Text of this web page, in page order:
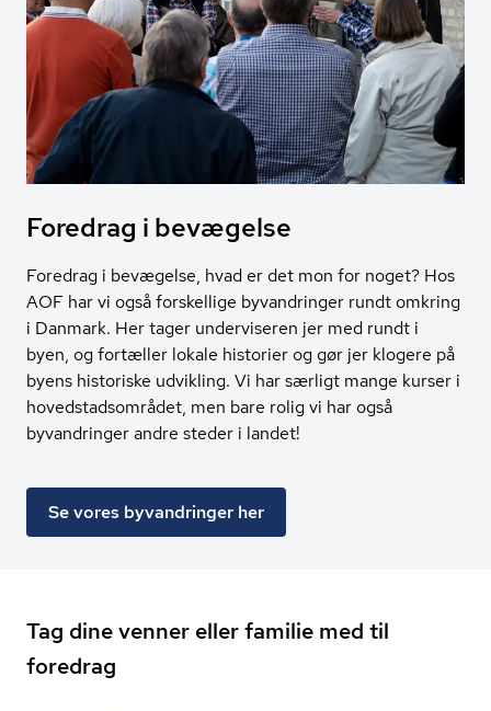
Foredrag i bevægelse
Foredrag i bevægelse, hvad er det mon for noget? Hos
AOF har vi også forskellige byvandringer rundt omkring
i Danmark. Her tager underviseren jer med rundt i
byen, og fortæller lokale historier og gør jer klogere på
byens historiske udvikling. Vi har særligt mange kurser i
hovedstadsområdet, men bare rolig vi har også
byvandringer andre steder i landet!
Se vores byvandringer her
Tag dine venner eller familie med til
foredrag